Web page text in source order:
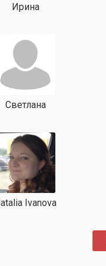
Ирина
Светлана
Ivanova